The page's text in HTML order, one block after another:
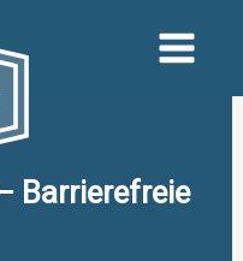
Barrierefreie